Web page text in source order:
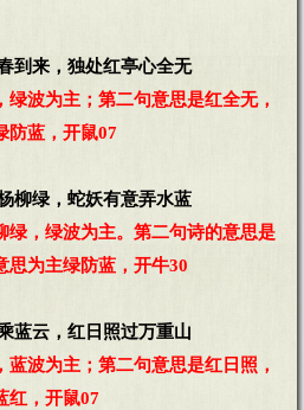
到来，独处红亭心全无
波为主；第二句意思是红全无，
防蓝，开鼠07
柳绿，蛇妖有意弄水蓝
绿，绿波为主。第二句诗的意思是
思为主绿防蓝，开牛30
蓝云，红日照过万重山
波为主；第二句意思是红日照，
红，开鼠07